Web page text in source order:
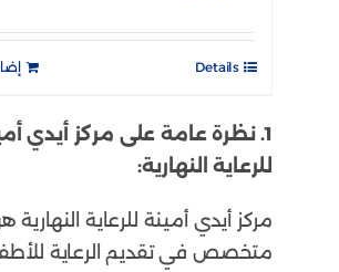
Details
1. نظرة عامة على مركز أيدي
للرعاية النهارية:
مركز أيدي أمينة للرعاية النهارية
متخصص في تقديم الرعاية